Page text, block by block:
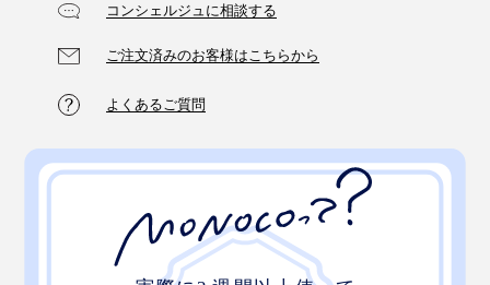
コンシェルジュに相談する
ご注文済みのお客様はこちらから
よくあるご質問